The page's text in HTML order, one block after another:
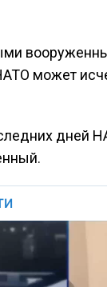
может
дней